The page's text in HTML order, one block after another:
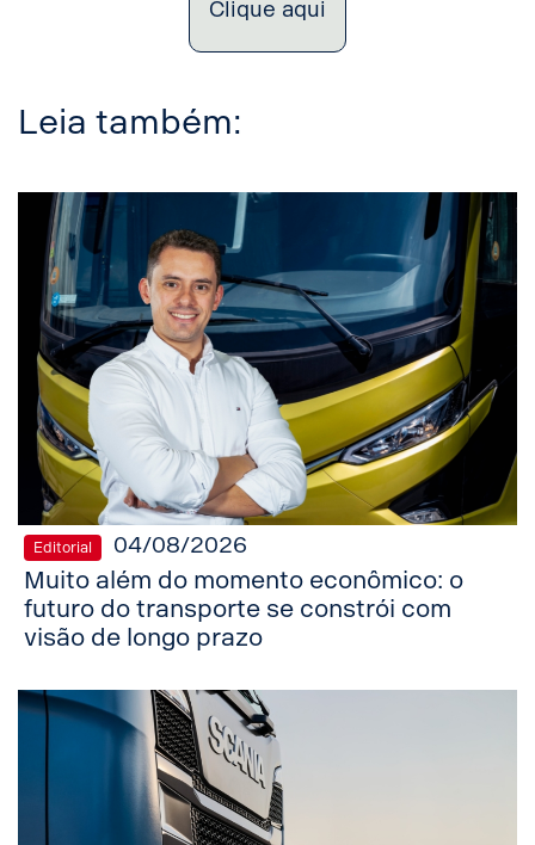
Clique aqui
Leia também:
Editorial 04/08/2026
Muito além do momento econômico: o
futuro do transporte se constrói com
visão de longo prazo